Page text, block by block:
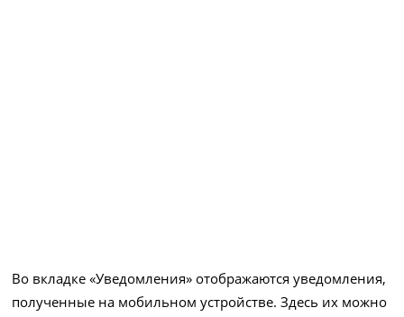
Во вкладке «Уведомления» отображаются уведомления,
полученные на мобильном устройстве. Здесь их можно